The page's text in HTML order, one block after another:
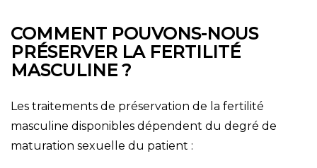
COMMENT POUVONS-NOUS
PRÉSERVER LA FERTILITÉ
MASCULINE ?
Les traitements de préservation de la fertilité
masculine disponibles dépendent du degré de
maturation sexuelle du patient :